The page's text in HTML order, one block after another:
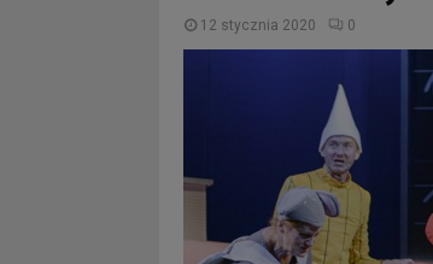
12 stycznia 2020 0